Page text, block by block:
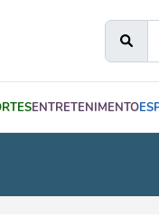
ENTRETENIMENTO